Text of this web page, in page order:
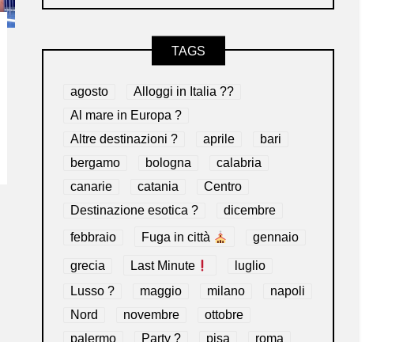
TAGS
agosto
Alloggi in Italia ??
Al mare in Europa ?️
Altre destinazioni ?
aprile
bari
bergamo
bologna
calabria
canarie
catania
Centro
Destinazione esotica ?
dicembre
febbraio Fuga in città gennaio
grecia Last Minute
luglio
Lusso ?
maggio milano
napoli
Nord
novembre
ottobre
palermo
Party ? pisa roma